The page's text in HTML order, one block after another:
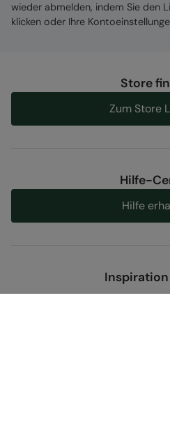
wieder abmelden, indem Sie den
klicken oder Ihre
Store
Zum Store
Hilfe-
Hilfe